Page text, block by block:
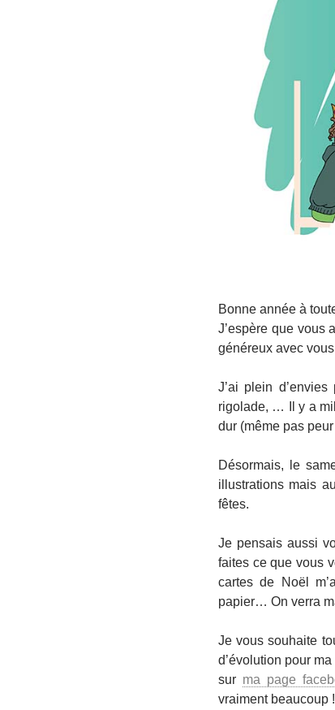
Bonne année à
J’espère que vous
généreux avec vous
J’ai plein
rigolade, … Il y a
dur (même pas peur
Désormais, le
illustrations mais
fêtes.
Je pensais aussi
faites ce que vous
cartes de Noël
papier… On verra
Je vous souhaite
d’évolution pour
sur ma page
vraiment beaucoup